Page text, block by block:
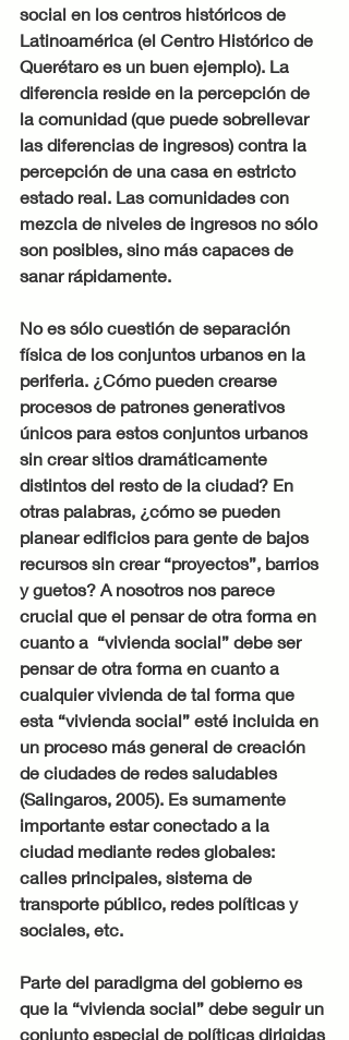
social en los centros históricos de
Latinoamérica (el Centro Histórico de
Querétaro es un buen ejemplo). La
diferencia reside en la percepción de
la comunidad (que puede sobrellevar
las diferencias de ingresos) contra la
percepción de una casa en estricto
estado real. Las comunidades con
mezcla de niveles de ingresos no sólo
son posibles, sino más capaces de
sanar rápidamente.
No es sólo cuestión de separación
física de los conjuntos urbanos en la
periferia. ¿Cómo pueden crearse
procesos de patrones generativos
únicos para estos conjuntos urbanos
sin crear sitios dramáticamente
distintos del resto de la ciudad? En
otras palabras, ¿cómo se pueden
planear edificios para gente de bajos
recursos sin crear “proyectos”, barrios
y guetos? A nosotros nos parece
crucial que el pensar de otra forma en
cuanto a  “vivienda social” debe ser
pensar de otra forma en cuanto a
cualquier vivienda de tal forma que
esta “vivienda social” esté incluida en
un proceso más general de creación
de ciudades de redes saludables
(Salingaros, 2005). Es sumamente
importante estar conectado a la
ciudad mediante redes globales:
calles principales, sistema de
transporte público, redes políticas y
sociales, etc.
Parte del paradigma del gobierno es
que la “vivienda social” debe seguir un
conjunto especial de políticas dirigidas